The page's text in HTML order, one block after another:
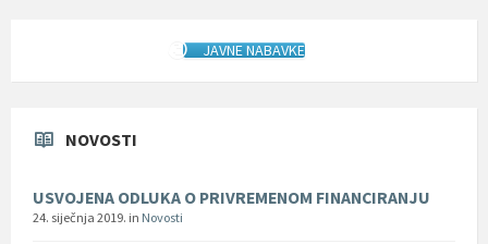
JAVNE NABAVKE
NOVOSTI
USVOJENA ODLUKA O PRIVREMENOM FINANCIRANJU
24. siječnja 2019. in Novosti